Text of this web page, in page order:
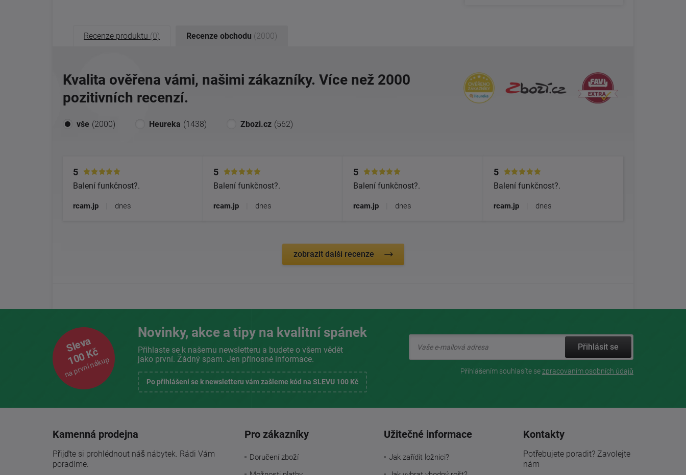
Recenze produktu (0) Recenze obchodu (2000)
Kvalita ověřena vámi, našimi zákazníky. Více než 2000
pozitivních recenzí.
vše (2000) Heureka (1438) Zbozi.cz (562)
5
Balení funkčnost?.
rcam.jp dnes
5
Balení funkčnost?.
rcam.jp dnes
5
Balení funkčnost?.
rcam.jp dnes
5
Balení funkčnost?.
rcam.jp dnes
zobrazit další recenze
Sleva
100 Kč
na první nákup
Novinky, akce a tipy na kvalitní spánek
Přihlaste se k našemu newsletteru a budete o všem vědět
jako první. Žádný spam. Jen přínosné informace.
Po přihlášení se k newsletteru vám zašleme kód na SLEVU 100 Kč
Přihlásit se
Přihlášením souhlasíte sezpracovaním osobních údajů
Kamenná prodejna
Přijďte si prohlédnout náš nábytek. Rádi Vám
poradíme.
Pro zákazníky
Doručení zboží
Užitečné informace
Jak zařídit ložnici?
Kontakty
Potřebujete poradit? Zavolejte
nám